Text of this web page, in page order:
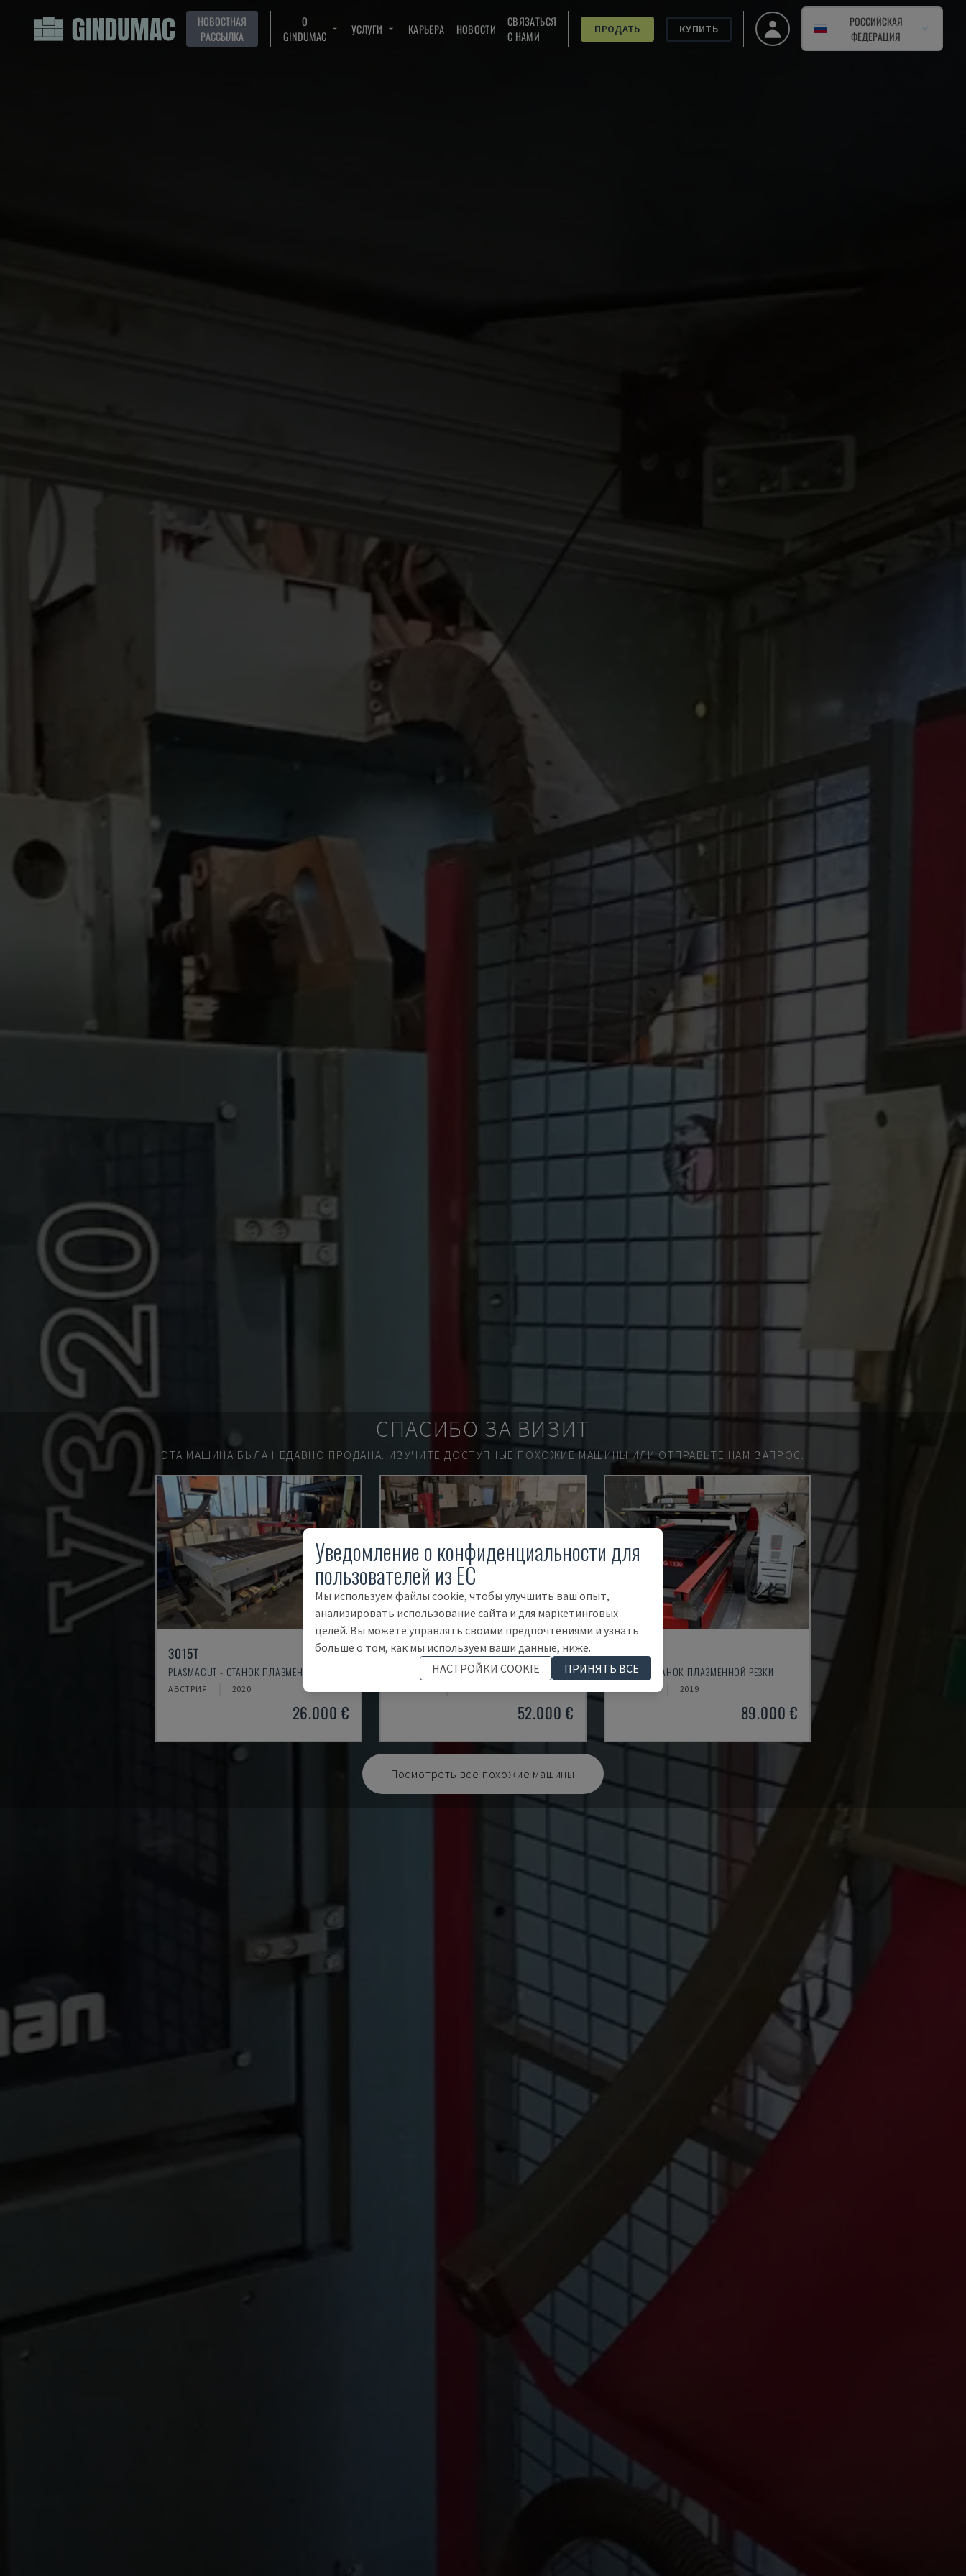
НОВОСТНАЯ
РАССЫЛКА
О
GINDUMAC
УСЛУГИ КАРЬЕРА НОВОСТИ
СВЯЗАТЬСЯ
С НАМИ
ПРОДАТЬ КУПИТЬ
РОССИЙСКАЯ
ФЕДЕРАЦИЯ
СПАСИБО ЗА ВИЗИТ
ЭТА МАШИНА БЫЛА НЕДАВНО ПРОДАНА. ИЗУЧИТЕ ДОСТУПНЫЕ ПОХОЖИЕ МАШИНЫ ИЛИ ОТПРАВЬТЕ НАМ ЗАПРОС.
3015T
PLASMACUT - СТАНОК ПЛАЗМЕННОЙ РЕЗКИ
АВСТРИЯ 2020
26.000 €
BPS 2004
BAYKAL - СТАНОК ПЛАЗМЕННОЙ РЕЗКИ
52.000 €
PL 1530
DENER - СТАНОК ПЛАЗМЕННОЙ РЕЗКИ
2019
89.000 €
Посмотреть все похожие машины
Уведомление о конфиденциальности для
пользователей из ЕС
Мы используем файлы cookie, чтобы улучшить ваш опыт,
анализировать использование сайта и для маркетинговых
целей. Вы можете управлять своими предпочтениями и узнать
больше о том, как мы используем ваши данные, ниже.
НАСТРОЙКИ COOKIE
ПРИНЯТЬ ВСЕ